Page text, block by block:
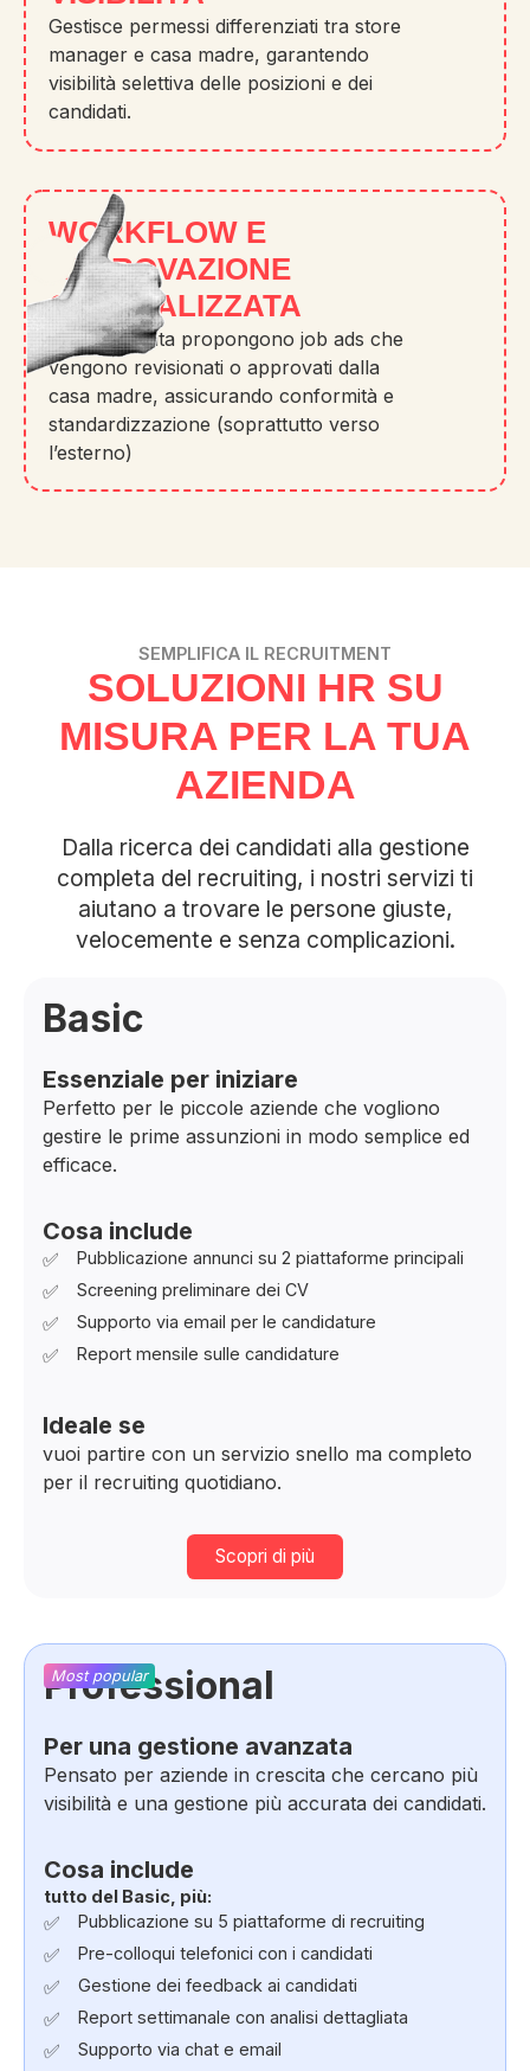
Gestisce permessi differenziati tra store
manager e casa madre, garantendo
visibilità selettiva delle posizioni e dei
candidati.
WORKFLOW E
APPROVAZIONE
CENTRALIZZATA
I punti vendita propongono job ads che
vengono revisionati o approvati dalla
casa madre, assicurando conformità e
standardizzazione (soprattutto verso
l’esterno)
SEMPLIFICA IL RECRUITMENT
SOLUZIONI HR SU
MISURA PER LA TUA
AZIENDA
Dalla ricerca dei candidati alla gestione
completa del recruiting, i nostri servizi ti
aiutano a trovare le persone giuste,
velocemente e senza complicazioni.
Basic
Essenziale per iniziare
Perfetto per le piccole aziende che vogliono
gestire le prime assunzioni in modo semplice ed
efficace.
Cosa include
✅ Pubblicazione annunci su 2 piattaforme principali
✅ Screening preliminare dei CV
✅ Supporto via email per le candidature
✅ Report mensile sulle candidature
Ideale se
vuoi partire con un servizio snello ma completo
per il recruiting quotidiano.
Scopri di più
Professional
Per una gestione avanzata
Pensato per aziende in crescita che cercano più
visibilità e una gestione più accurata dei candidati.
Cosa include
tutto del Basic, più:
✅ Pubblicazione su 5 piattaforme di recruiting
✅ Pre-colloqui telefonici con i candidati
✅ Gestione dei feedback ai candidati
✅ Report settimanale con analisi dettagliata
✅ Supporto via chat e email
Most popular